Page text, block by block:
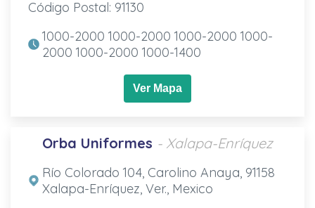
Código Postal: 91130
1000-2000 1000-2000 1000-2000 1000-
2000 1000-2000 1000-1400
Ver Mapa
Orba Uniformes - Xalapa-Enríquez
Río Colorado 104, Carolino Anaya, 91158
Xalapa-Enríquez, Ver., Mexico